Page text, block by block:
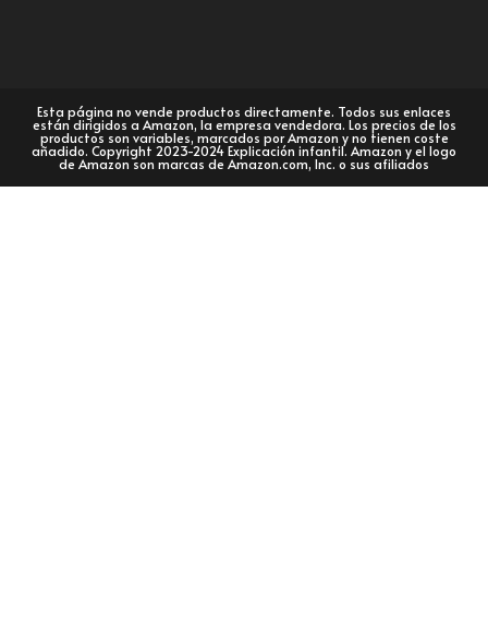
Esta página no vende productos directamente. Todos sus enlaces
están dirigidos a Amazon, la empresa vendedora. Los precios de los
productos son variables, marcados por Amazon y no tienen coste
añadido. Copyright 2023-2024 Explicación infantil. Amazon y el logo
de Amazon son marcas de Amazon.com, Inc. o sus afiliados